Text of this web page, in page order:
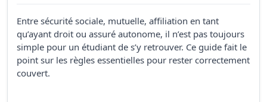
Entre sécurité sociale, mutuelle, affiliation en tant
qu’ayant droit ou assuré autonome, il n’est pas toujours
simple pour un étudiant de s’y retrouver. Ce guide fait le
point sur les règles essentielles pour rester correctement
couvert.